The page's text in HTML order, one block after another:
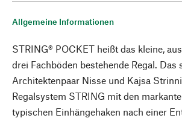
Allgemeine Informationen
STRING® POCKET heißt das kleine,
drei Fachböden bestehende Regal. Das
Architektenpaar Nisse und Kajsa
Regalsystem STRING mit den
typischen Einhängehaken nach einer